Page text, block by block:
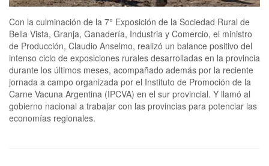
Con la culminación de la 7° Exposición de la Sociedad Rural de
Bella Vista, Granja, Ganadería, Industria y Comercio, el ministro
de Producción, Claudio Anselmo, realizó un balance positivo del
intenso ciclo de exposiciones rurales desarrolladas en la provincia
durante los últimos meses, acompañado además por la reciente
jornada a campo organizada por el Instituto de Promoción de la
Carne Vacuna Argentina (IPCVA) en el sur provincial. Y llamó al
gobierno nacional a trabajar con las provincias para potenciar las
economías regionales.